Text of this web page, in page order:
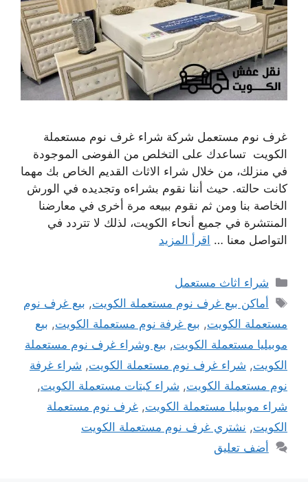
غرف نوم مستعمل شركة شراء غرف نوم مستعملة
الكويت تساعدك على التخلص من الفوضى الموجودة
في منزلك، من خلال شراء الاثاث القديم الخاص بك مهما
كانت حالته. حيث أننا نقوم بشراءه وتجديده في الورش
الخاصة بنا ومن ثم نقوم ببيعه مرة أخرى في معارضنا
المنتشرة في جميع أنحاء الكويت، لذلك لا تتردد في
التواصل معنا … اقرأ المزيد
التصنيفات
شراء اثاث مستعمل
الوسوم
أماكن بيع غرف نوم مستعملة الكويت, بيع غرف نوم
مستعملة الكويت, بيع غرفة نوم مستعملة الكويت, بيع
موبيليا مستعملة الكويت, بيع وشراء غرف نوم مستعملة
الكويت, شراء غرف نوم مستعملة الكويت, شراء غرفة
نوم مستعملة الكويت, شراء كبتات مستعملة الكويت,
شراء موبيليا مستعملة الكويت, غرف نوم مستعملة
الكويت, نشتري غرف نوم مستعملة الكويت
أضف تعليق